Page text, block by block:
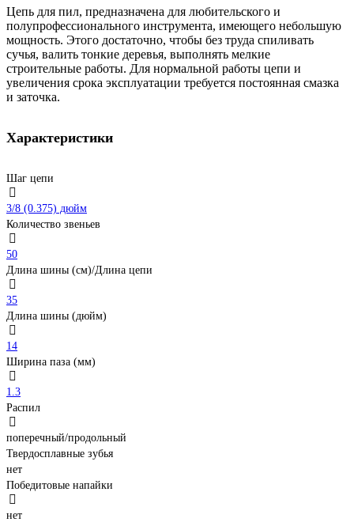
Цепь для пил, предназначена для любительского и
полупрофессионального инструмента, имеющего небольшую
мощность. Этого достаточно, чтобы без труда спиливать
сучья, валить тонкие деревья, выполнять мелкие
строительные работы. Для нормальной работы цепи и
увеличения срока эксплуатации требуется постоянная смазка
и заточка.
Характеристики
Шаг цепи
3/8 (0.375) дюйм
Количество звеньев
50
Длина шины (см)/Длина цепи
35
Длина шины (дюйм)
14
Ширина паза (мм)
1.3
Распил
поперечный/продольный
Твердосплавные зубья
нет
Победитовые напайки
нет